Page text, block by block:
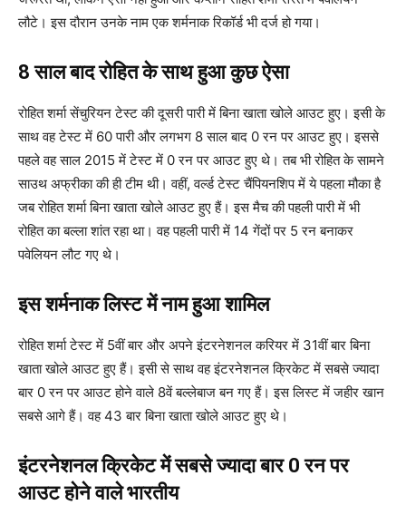
लौटे। इस दौरान उनके नाम एक शर्मनाक रिकॉर्ड भी दर्ज हो गया।
8 साल बाद रोहित के साथ हुआ कुछ ऐसा
रोहित शर्मा सेंचुरियन टेस्ट की दूसरी पारी में बिना खाता खोले आउट हुए। इसी के
साथ वह टेस्ट में 60 पारी और लगभग 8 साल बाद 0 रन पर आउट हुए। इससे
पहले वह साल 2015 में टेस्ट में 0 रन पर आउट हुए थे। तब भी रोहित के सामने
साउथ अफ्रीका की ही टीम थी। वहीं, वर्ल्ड टेस्ट चैंपियनशिप में ये पहला मौका है
जब रोहित शर्मा बिना खाता खोले आउट हुए हैं। इस मैच की पहली पारी में भी
रोहित का बल्ला शांत रहा था। वह पहली पारी में 14 गेंदों पर 5 रन बनाकर
पवेलियन लौट गए थे।
इस शर्मनाक लिस्ट में नाम हुआ शामिल
रोहित शर्मा टेस्ट में 5वीं बार और अपने इंटरनेशनल करियर में 31वीं बार बिना
खाता खोले आउट हुए हैं। इसी से साथ वह इंटरनेशनल क्रिकेट में सबसे ज्यादा
बार 0 रन पर आउट होने वाले 8वें बल्लेबाज बन गए हैं। इस लिस्ट में जहीर खान
सबसे आगे हैं। वह 43 बार बिना खाता खोले आउट हुए थे।
इंटरनेशनल क्रिकेट में सबसे ज्यादा बार 0 रन पर
आउट होने वाले भारतीय